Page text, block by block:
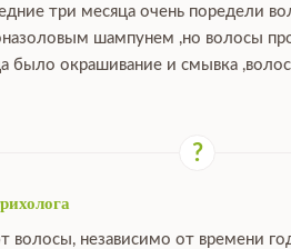
три месяца очень поредели
шампунем ,но волосы
было окрашивание и смывка
волосы, независимо от времени